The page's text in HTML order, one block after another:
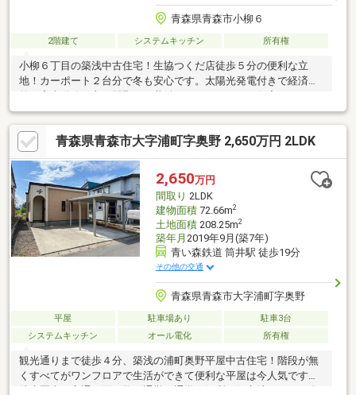
青森県青森市小柳６
2階建て システムキッチン 所有権
小柳６丁目の築浅中古住宅！生協つくだ店徒歩５分の便利な立
地！カーポート２台分で冬も安心です。太陽光発電付きで経済
青森県青森市大字浦町字奥野 2,650万円 2LDK
2,650万円
間取り 2LDK
建物面積72.66m2
土地面積208.25m2
築年月 2019年9月(築7年)
青い森鉄道 筒井駅 徒歩19分
その他の交通
青森県青森市大字浦町字奥野
平屋 駐車場あり
駐車3台
システムキッチン
オール電化 所有権
観光通りまで徒歩４分、築浅の浦町奥野平屋中古住宅！階段が無
くすべてがワンフロアで生活ができて便利な平屋は今人気です！